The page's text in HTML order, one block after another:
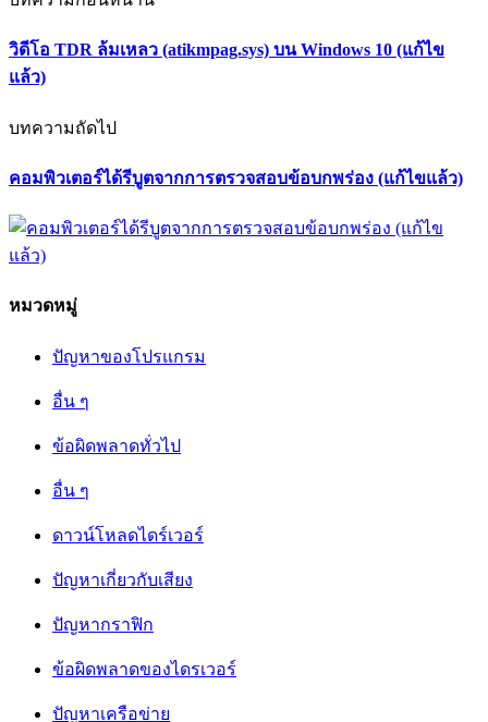
วิดีโอ TDR ล้มเหลว (atikmpag.sys) บน Windows 10 (แก้ไข
แล้ว)
บทความถัดไป
คอมพิวเตอร์ได้รีบูตจากการตรวจสอบข้อบกพร่อง (แก้ไขแล้ว)
หมวดหมู่
ปัญหาของโปรแกรม
อื่น ๆ
ข้อผิดพลาดทั่วไป
อื่น ๆ
ดาวน์โหลดไดร์เวอร์
ปัญหาเกี่ยวกับเสียง
ปัญหากราฟิก
ข้อผิดพลาดของไดรเวอร์
ปัญหาเครือข่าย